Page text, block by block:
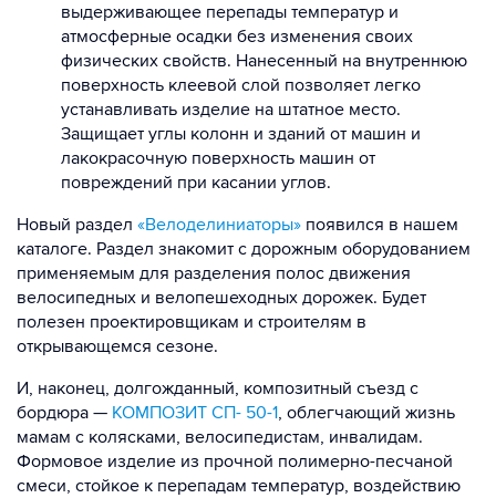
выдерживающее перепады температур и
атмосферные осадки без изменения своих
физических свойств. Нанесенный на внутреннюю
поверхность клеевой слой позволяет легко
устанавливать изделие на штатное место.
Защищает углы колонн и зданий от машин и
лакокрасочную поверхность машин от
повреждений при касании углов.
Новый раздел «Велоделиниаторы» появился в нашем
каталоге. Раздел знакомит с дорожным оборудованием
применяемым для разделения полос движения
велосипедных и велопешеходных дорожек. Будет
полезен проектировщикам и строителям в
открывающемся сезоне.
И, наконец, долгожданный, композитный съезд с
бордюра — КОМПОЗИТ СП- 50-1, облегчающий жизнь
мамам с колясками, велосипедистам, инвалидам.
Формовое изделие из прочной полимерно-песчаной
смеси, стойкое к перепадам температур, воздействию